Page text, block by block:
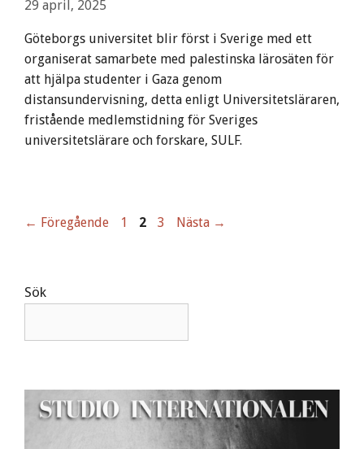
29 april, 2025
Göteborgs universitet blir först i Sverige med ett
organiserat samarbete med palestinska lärosäten för
att hjälpa studenter i Gaza genom
distansundervisning, detta enligt Universitetsläraren,
fristående medlemstidning för Sveriges
universitetslärare och forskare, SULF.
← Föregående Sida
1 Sida
2 Sida
3 Nästa →
Sök